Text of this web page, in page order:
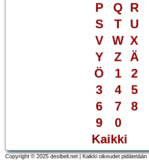
P
Q R
S
T
U
V
W X
Y
Z
Ä
Ö
1
2
3
4
5
6
7
8
9
0
Kaikki
Copyright © 2025 desibeli.net | Kaikki oikeudet pidätetään |